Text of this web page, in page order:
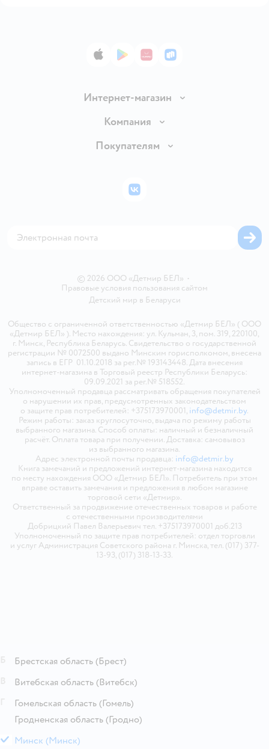
App StoreGoogle Play
AppGallery
RuStore
Интернет-магазин
Доставка и оплата
Правила продажи
Политика использования файлов cookie
Компания
Вакансии
Покупателям
Бонусные карты
© 2026 ООО «Детмир БЕЛ» •
Правовые условия пользования сайтом
Детский мир в Беларуси
Общество с ограниченной ответственностью «Детмир БЕЛ» ( ООО
«Детмир БЕЛ» ). Место нахождения: ул. Кульман, 3, пом. 319, 220100,
г. Минск, Республика Беларусь. Свидетельство о государственной
регистрации № 0072500 выдано Минским горисполкомом, внесена
запись в ЕГР 01.10.2018 за рег.№ 193143448. Дата внесения
интернет-магазина в Торговый реестр Республики Беларусь:
09.09.2021 за рег.№ 518552.
Уполномоченный продавца рассматривать обращения покупателей
о нарушении их прав, предусмотренных законодательством
о защите прав потребителей: +375173970001, info@detmir.by.
Режим работы: заказ круглосуточно, выдача по режиму работы
выбранного магазина. Способ оплаты: наличный и безналичный
расчёт. Оплата товара при получении. Доставка: самовывоз
из выбранного магазина.
Адрес электронной почты продавца: info@detmir.by
Книга замечаний и предложений интернет-магазина находится
по месту нахождения ООО «Детмир БЕЛ». Потребитель при этом
вправе оставить замечания и предложения в любом магазине
торговой сети «Детмир».
Ответственный за продвижение отечественных товаров и работе
с отечественными производителями
Добрицкий Павел Валерьевич тел. +375173970001 доб.213
Уполномоченный по защите прав потребителей: отдел торговли
и услуг Администрация Советского района г. Минска, тел. (017) 377-
13-93, (017) 318-13-33.
ВКонтакте
Брестская область (Брест)
Витебская область (Витебск)
Гомельская область (Гомель)
Гродненская область (Гродно)
М Минск (Минск)